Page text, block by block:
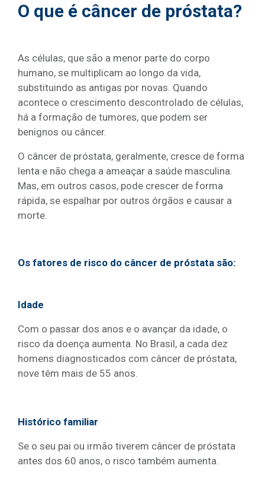
O que é câncer de próstata?
As células, que são a menor parte do corpo
humano, se multiplicam ao longo da vida,
substituindo as antigas por novas. Quando
acontece o crescimento descontrolado de células,
há a formação de tumores, que podem ser
benignos ou câncer.
O câncer de próstata, geralmente, cresce de forma
lenta e não chega a ameaçar a saúde masculina.
Mas, em outros casos, pode crescer de forma
rápida, se espalhar por outros órgãos e causar a
morte.
Os fatores de risco do câncer de próstata são:
Idade
Com o passar dos anos e o avançar da idade, o
risco da doença aumenta. No Brasil, a cada dez
homens diagnosticados com câncer de próstata,
nove têm mais de 55 anos.
Histórico familiar
Se o seu pai ou irmão tiverem câncer de próstata
antes dos 60 anos, o risco também aumenta.